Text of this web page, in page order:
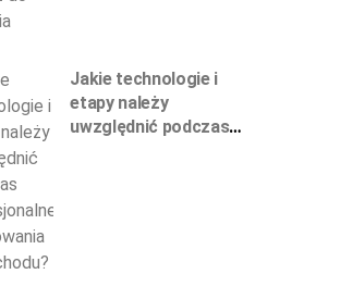
Jakie technologie i
etapy należy
uwzględnić podczas